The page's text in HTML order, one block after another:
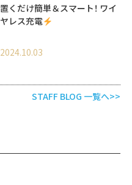
置くだけ簡単＆スマート！ ワイ
ヤレス充電
2024.10.03
STAFF BLOG 一覧へ>>